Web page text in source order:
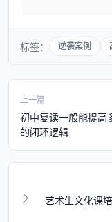
标签： 逆袭案例
上一篇
初中复读一般能提高
的闭环逻辑
艺术生文化课